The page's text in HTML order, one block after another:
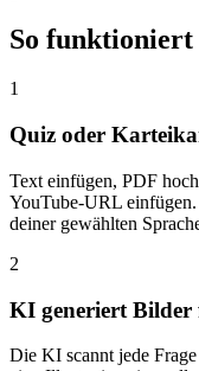
So funktioniert
1
Quiz oder
Text einfügen, PDF
YouTube-URL
deiner gewählten
2
KI generiert Bilder
Die KI scannt jede